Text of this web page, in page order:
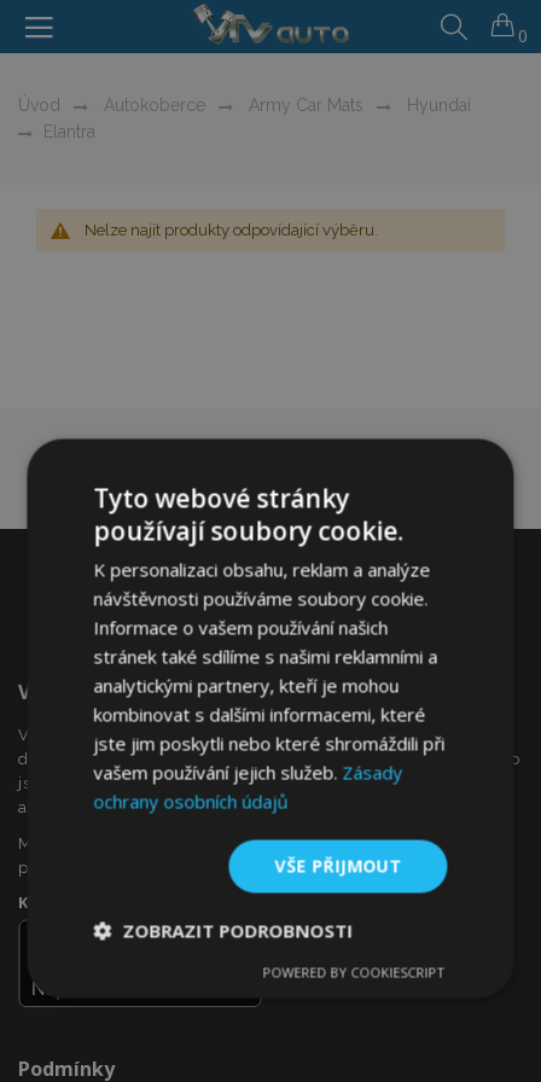
0
Úvod Autokoberce Army Car Mats
Hyundai
Elantra
Nelze najít produkty odpovídající výběru.
Vítejte Na VTVauto.cz
VTVauto je maloobchodním prodejcem a velkoobchodním
dodavatelem autopříslušenství a autodoplňků v Evropě, jako
jsou např .: ozdobné kryty kol (poklice), okenní deflektory,
autopotahy, autorohože, chromové kryty a rámy, ...
Máte zájem o dropshipping, nebo se chcete stát naším
partnerem?
Kontaktujte nás ještě dnes!
Podmínky
Tyto webové stránky
používají soubory cookie.
K personalizaci obsahu, reklam a analýze
návštěvnosti používáme soubory cookie.
Informace o vašem používání našich
stránek také sdílíme s našimi reklamními a
analytickými partnery, kteří je mohou
kombinovat s dalšími informacemi, které
jste jim poskytli nebo které shromáždili při
vašem používání jejich služeb. Zásady
ochrany osobních údajů
VŠE PŘIJMOUT
ZOBRAZIT PODROBNOSTI
nutné
Výkonové
soubory
Soubory
POWERED BY COOKIESCRIPT